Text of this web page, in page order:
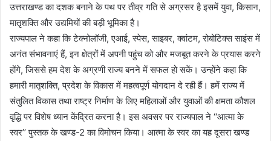
उत्तराखण्ड का दशक बनाने के पथ पर तीव्र गति से अग्रसर है इसमें युवा, किसान,
मातृशक्ति और उद्यमियों की बड़ी भूमिका है।
राज्यपाल ने कहा कि टेक्नोलॉजी, एआई, स्पेस, साइबर, क्वांटम, रोबोटिक्स साइंस में
अनंत संभावनाएं हैं, इन क्षेत्रों में अपनी पहुंच को और मजबूत करने के प्रयास करने
होंगे, जिससे हम देश के अग्रणी राज्य बनने में सफल हो सकें। उन्होंने कहा कि
हमारी मातृशक्ति, प्रदेश के विकास में महत्वपूर्ण योगदान दे रही हैं। हमें राज्य में
संतुलित विकास तथा राष्ट्र निर्माण के लिए महिलाओं और युवाओं की क्षमता कौशल
वृद्धि पर विशेष ध्यान केंद्रित करना है। इस अवसर पर राज्यपाल ने ‘‘आत्मा के
स्वर’’ पुस्तक के खण्ड-2 का विमोचन किया। आत्मा के स्वर का यह दूसरा खण्ड